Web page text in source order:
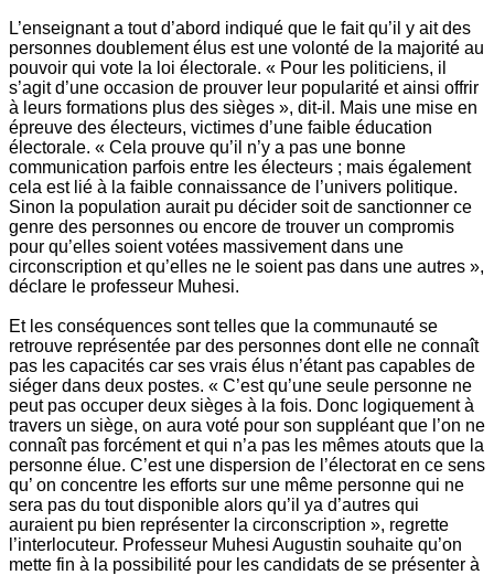
L’enseignant a tout d’abord indiqué que le fait qu’il y ait des
personnes doublement élus est une volonté de la majorité au
pouvoir qui vote la loi électorale. « Pour les politiciens, il
s’agit d’une occasion de prouver leur popularité et ainsi offrir
à leurs formations plus des sièges », dit-il. Mais une mise en
épreuve des électeurs, victimes d’une faible éducation
électorale. « Cela prouve qu’il n’y a pas une bonne
communication parfois entre les électeurs ; mais également
cela est lié à la faible connaissance de l’univers politique.
Sinon la population aurait pu décider soit de sanctionner ce
genre des personnes ou encore de trouver un compromis
pour qu’elles soient votées massivement dans une
circonscription et qu’elles ne le soient pas dans une autres »,
déclare le professeur Muhesi.
Et les conséquences sont telles que la communauté se
retrouve représentée par des personnes dont elle ne connaît
pas les capacités car ses vrais élus n’étant pas capables de
siéger dans deux postes. « C’est qu’une seule personne ne
peut pas occuper deux sièges à la fois. Donc logiquement à
travers un siège, on aura voté pour son suppléant que l’on ne
connaît pas forcément et qui n’a pas les mêmes atouts que la
personne élue. C’est une dispersion de l’électorat en ce sens
qu’ on concentre les efforts sur une même personne qui ne
sera pas du tout disponible alors qu’il ya d’autres qui
auraient pu bien représenter la circonscription », regrette
l’interlocuteur. Professeur Muhesi Augustin souhaite qu’on
mette fin à la possibilité pour les candidats de se présenter à